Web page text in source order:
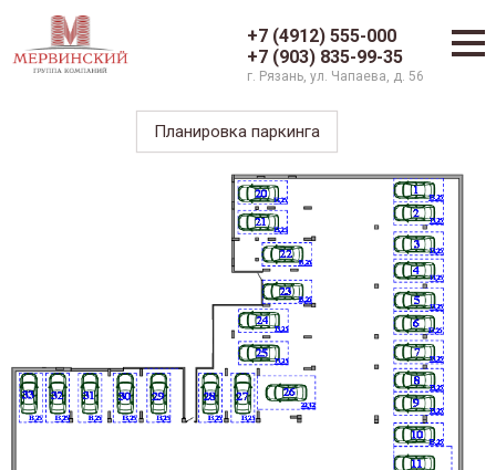
+7 (4912) 555-000
+7 (903) 835-99-35
г. Рязань, ул. Чапаева, д. 56
Планировка паркинга